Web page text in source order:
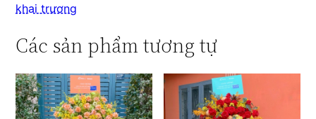
khai trương
Các sản phẩm tương tự